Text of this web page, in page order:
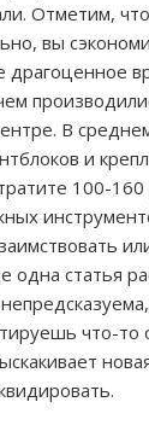
Отметим,
вы
драгоценное
В
и
100-
одна статья
что-то